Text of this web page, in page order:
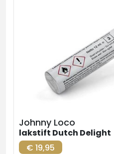
Johnny Loco
lakstift Dutch Delight
€ 19,95